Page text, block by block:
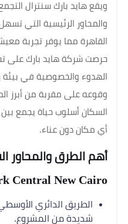
ويقع هايد بارك سنترال
والمحاور الرئيسية التي
القاهرة مما يوفر تجربة
حرصت شركة هايد بارك على
الهدوء والخصوصية في بيئة
وقوعه على مقربة من أبرز
السكان أسلوب حياة يجمع
أي مكان دون عناء.
Central New Cairo
الطريق الدائري
شديدة من المشروع.